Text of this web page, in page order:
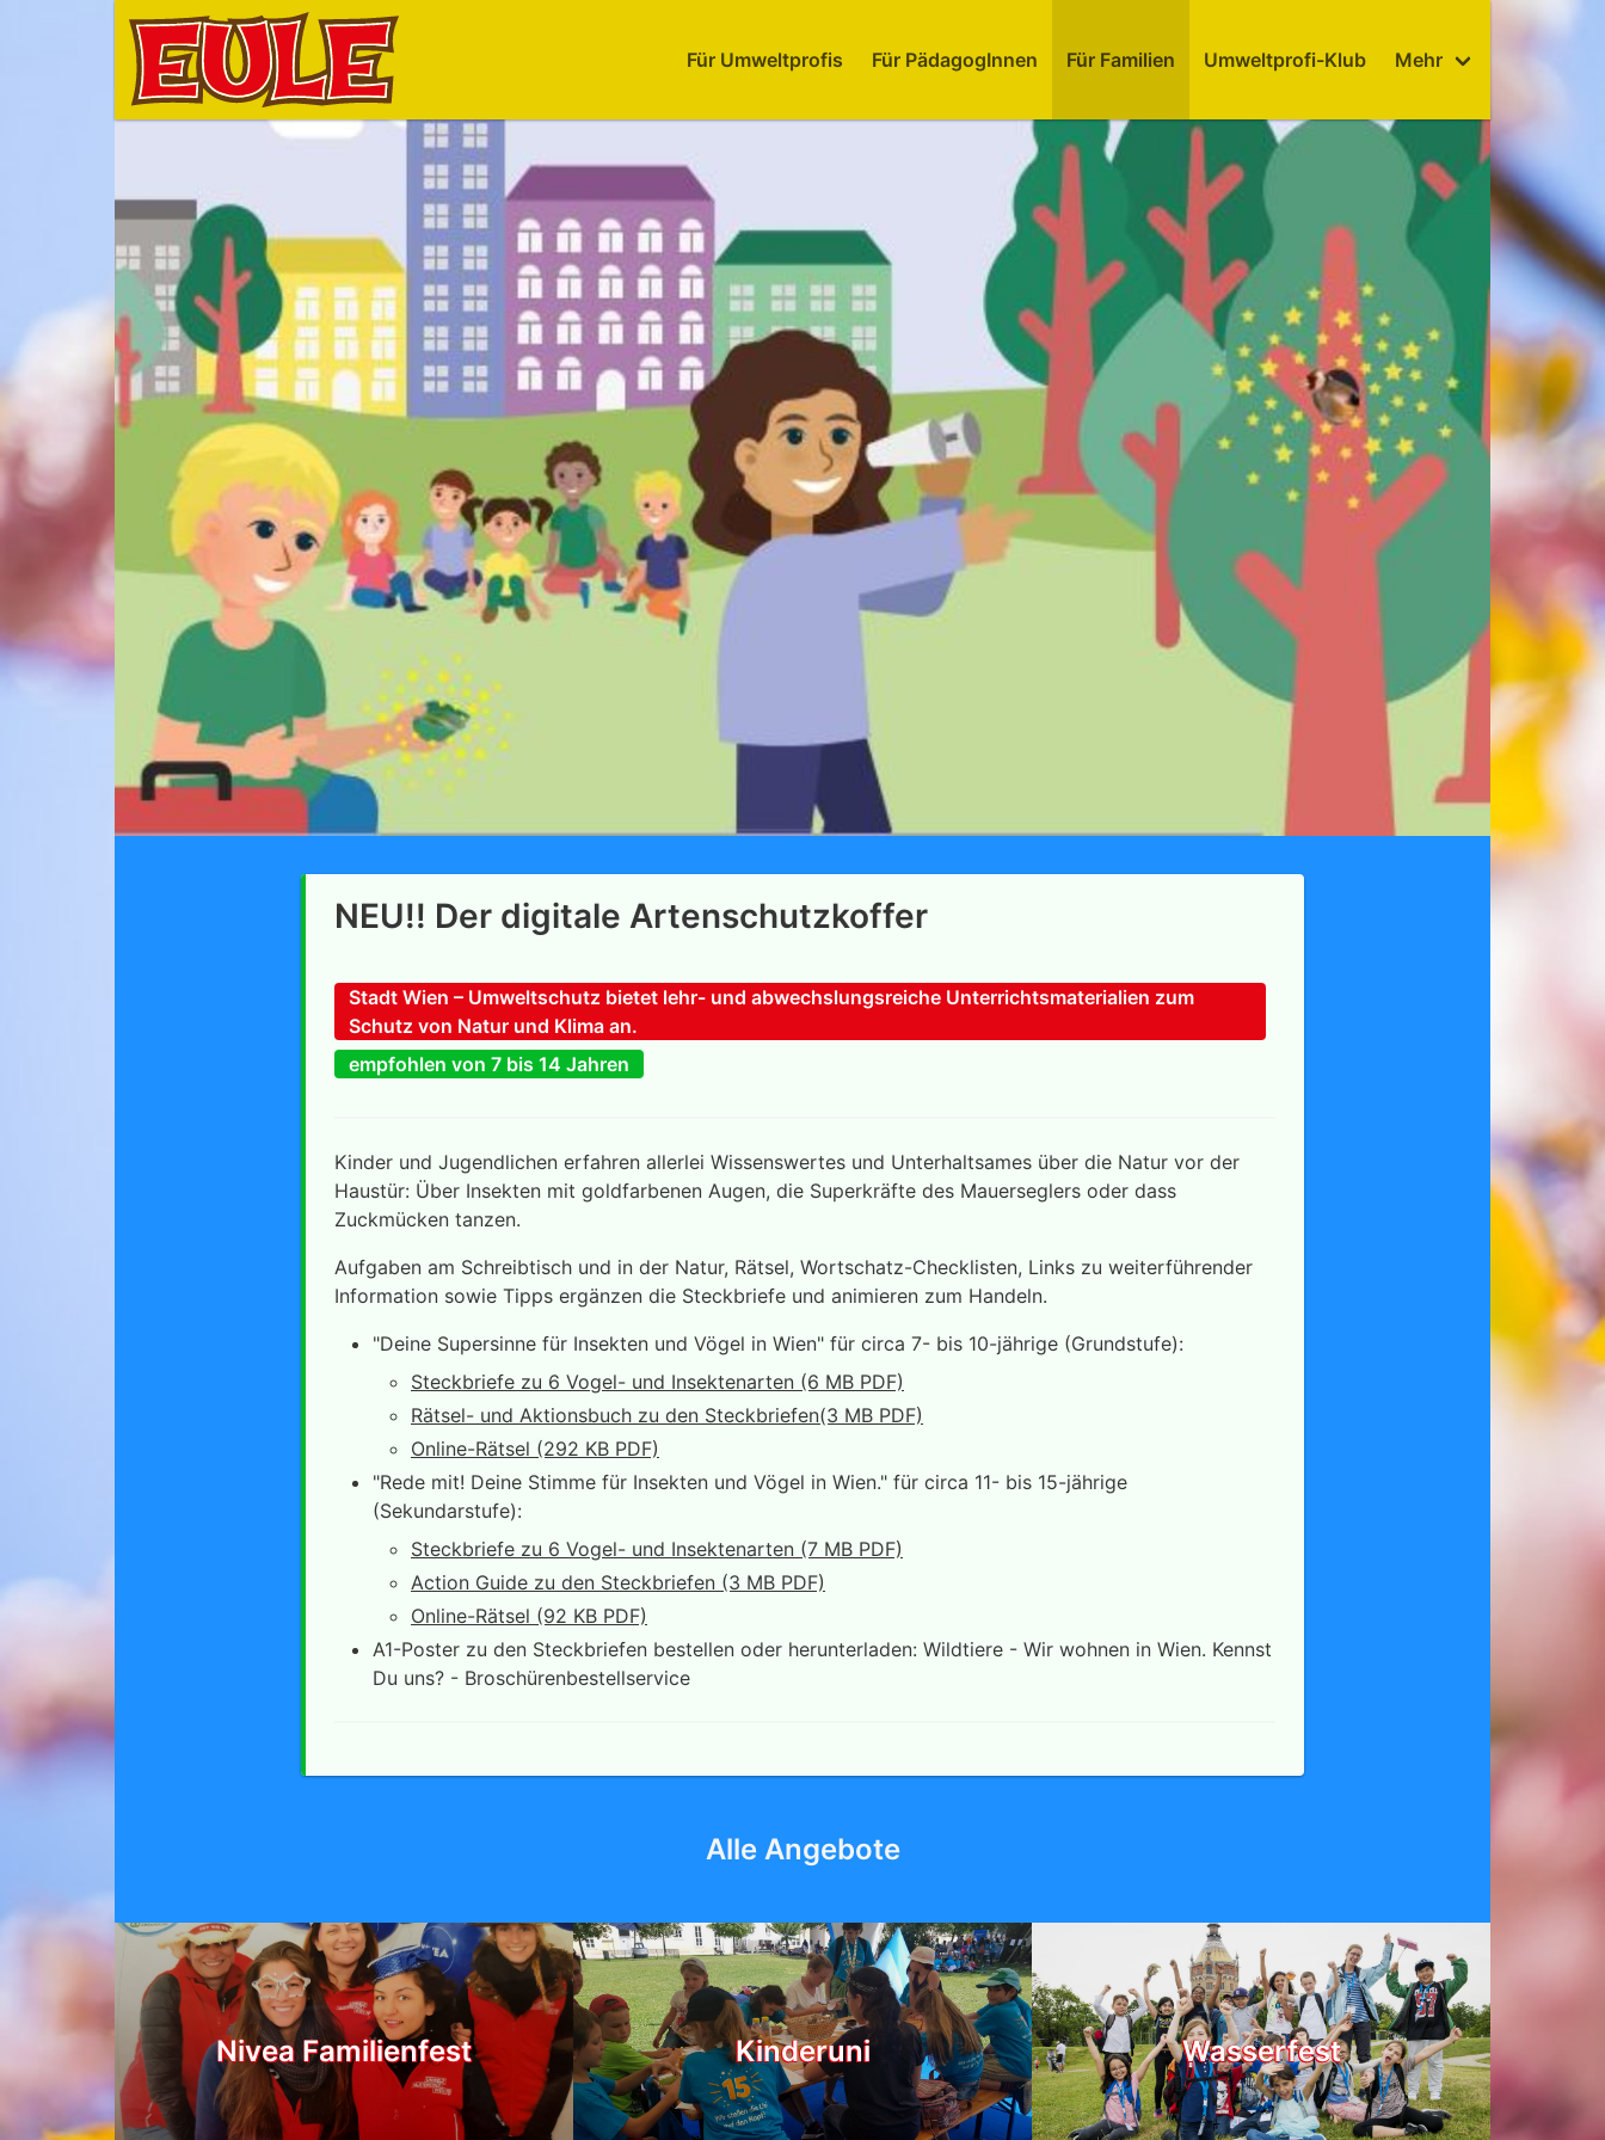
Für Umweltprofis Für PädagogInnen Für Familien Umweltprofi-Klub Mehr
NEU!! Der digitale Artenschutzkoffer
Stadt Wien – Umweltschutz bietet lehr- und abwechslungsreiche Unterrichtsmaterialien zum
Schutz von Natur und Klima an.
empfohlen von 7 bis 14 Jahren
Kinder und Jugendlichen erfahren allerlei Wissenswertes und Unterhaltsames über die Natur vor der
Haustür: Über Insekten mit goldfarbenen Augen, die Superkräfte des Mauerseglers oder dass
Zuckmücken tanzen.
Aufgaben am Schreibtisch und in der Natur, Rätsel, Wortschatz-Checklisten, Links zu weiterführender
Information sowie Tipps ergänzen die Steckbriefe und animieren zum Handeln.
"Deine Supersinne für Insekten und Vögel in Wien" für circa 7- bis 10-jährige (Grundstufe):
Steckbriefe zu 6 Vogel- und Insektenarten (6 MB PDF)
Rätsel- und Aktionsbuch zu den Steckbriefen(3 MB PDF)
Online-Rätsel (292 KB PDF)
"Rede mit! Deine Stimme für Insekten und Vögel in Wien." für circa 11- bis 15-jährige
(Sekundarstufe):
Steckbriefe zu 6 Vogel- und Insektenarten (7 MB PDF)
Action Guide zu den Steckbriefen (3 MB PDF)
Online-Rätsel (92 KB PDF)
A1-Poster zu den Steckbriefen bestellen oder herunterladen: Wildtiere - Wir wohnen in Wien. Kennst
Du uns? - Broschürenbestellservice
Alle Angebote
Nivea Familienfest Kinderuni Wasserfest